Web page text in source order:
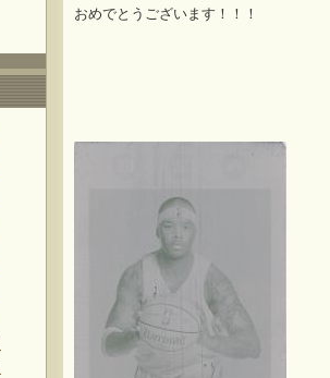
おめでとうございます！！！